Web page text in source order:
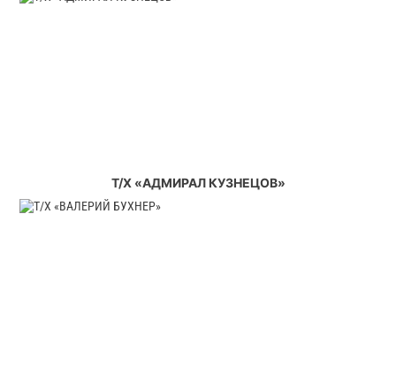
Т/Х «АДМИРАЛ КУЗНЕЦОВ»